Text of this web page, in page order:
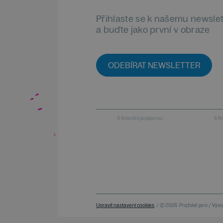
Přihlaste se k našemu
a buďte jako první v obraze
ODEBÍRAT NEWSLETTER
S finanční podporou S
Upravit nastavení cookies / © 2026 Pražské jaro /